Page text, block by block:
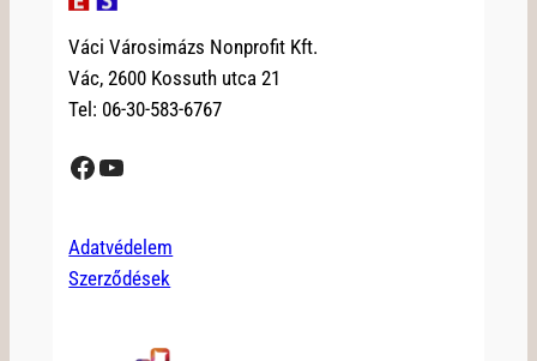
Váci Városimázs Nonprofit Kft.
Vác, 2600 Kossuth utca 21
Tel: 06-30-583-6767
Facebook YouTube
Adatvédelem
Szerződések